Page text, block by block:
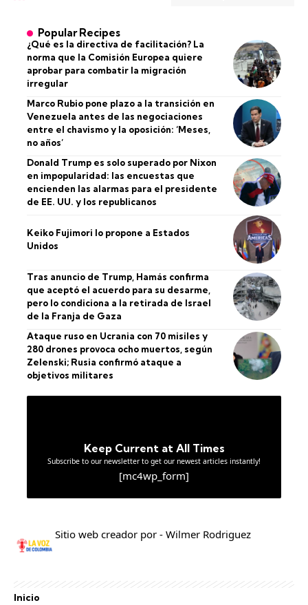
Popular Recipes
¿Qué es la directiva de facilitación? La
norma que la Comisión Europea quiere
aprobar para combatir la migración
irregular
Marco Rubio pone plazo a la transición en
Venezuela antes de las negociaciones
entre el chavismo y la oposición: ‘Meses,
no años’
Donald Trump es solo superado por Nixon
en impopularidad: las encuestas que
encienden las alarmas para el presidente
de EE. UU. y los republicanos
Keiko Fujimori lo propone a Estados
Unidos
Tras anuncio de Trump, Hamás confirma
que aceptó el acuerdo para su desarme,
pero lo condiciona a la retirada de Israel
de la Franja de Gaza
Ataque ruso en Ucrania con 70 misiles y
280 drones provoca ocho muertos, según
Zelenski; Rusia confirmó ataque a
objetivos militares
Keep Current at All Times
Subscribe to our newsletter to get our newest articles instantly!
[mc4wp_form]
Sitio web creador por - Wilmer Rodriguez
Inicio